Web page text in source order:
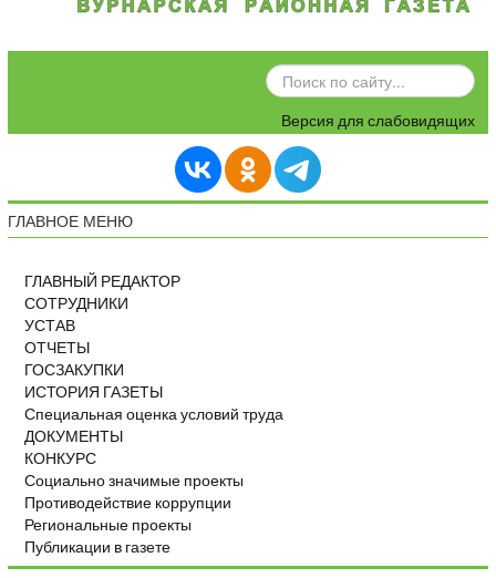
ИСКАТЬ...
Версия для слабовидящих
ГЛАВНОЕ МЕНЮ
ГЛАВНЫЙ РЕДАКТОР
СОТРУДНИКИ
УСТАВ
ОТЧЕТЫ
ГОСЗАКУПКИ
ИСТОРИЯ ГАЗЕТЫ
Специальная оценка условий труда
ДОКУМЕНТЫ
КОНКУРС
Социально значимые проекты
Противодействие коррупции
Региональные проекты
Публикации в газете